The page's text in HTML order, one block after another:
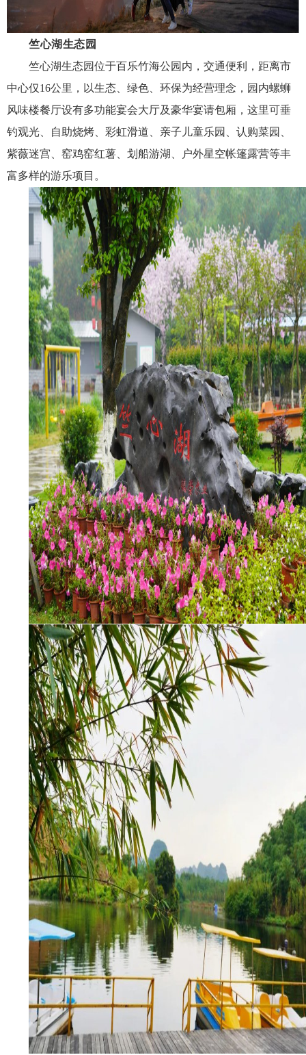
竺心湖生态园
竺心湖生态园位于百乐竹海公园内，交通便利，距离市
中心仅16公里，以生态、绿色、环保为经营理念，园内螺蛳
风味楼餐厅设有多功能宴会大厅及豪华宴请包厢，这里可垂
钓观光、自助烧烤、彩虹滑道、亲子儿童乐园、认购菜园、
紫薇迷宫、窑鸡窑红薯、划船游湖、户外星空帐篷露营等丰
富多样的游乐项目。